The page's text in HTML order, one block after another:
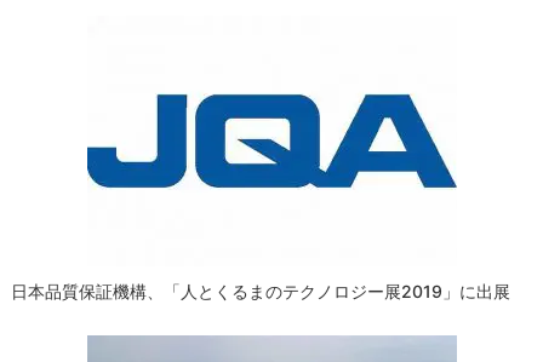
日本品質保証機構、「人とくるまのテクノロジー展2019」に出展